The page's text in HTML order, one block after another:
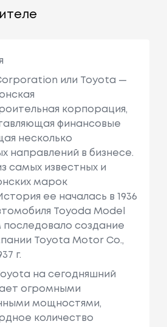
или Toyota —
корпорация,
финансовые
несколько
направлений в бизнесе.
самых известных и
марок
ее началась в 1936
Toyoda Model
последовало создание
Toyota Motor Co.,
г.
на сегодняшний
огромными
мощностями,
количество